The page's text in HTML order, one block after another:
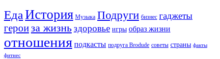
выживание»:
что
ждет
Крым
зимой
ЕдаИстория Музыка Подруги бизнес гаджеты
героиза жизнь здоровье игры образ жизни
отношения подкасты подруга Brodude советы страны факты
фитнес